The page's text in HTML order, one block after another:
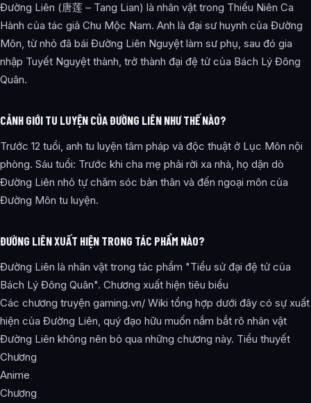
Đường Liên (唐莲 – Tang Lian) là nhân vật trong Thiếu Niên Ca
Hành của tác giả Chu Mộc Nam. Anh là đại sư huynh của Đường
Môn, từ nhỏ đã bái Đường Liên Nguyệt làm sư phụ, sau đó gia
nhập Tuyết Nguyệt thành, trở thành đại đệ tử của Bách Lý Đông
Quân.
CẢNH GIỚI TU LUYỆN CỦA ĐƯỜNG LIÊN NHƯ THẾ NÀO?
Trước 12 tuổi, anh tu luyện tâm pháp và độc thuật ở Lục Môn nội
phòng. Sáu tuổi: Trước khi cha mẹ phải rời xa nhà, họ dặn dò
Đường Liên nhỏ tự chăm sóc bản thân và đến ngoại môn của
Đường Môn tu luyện.
ĐƯỜNG LIÊN XUẤT HIỆN TRONG TÁC PHẨM NÀO?
Đường Liên là nhân vật trong tác phẩm "Tiểu sử đại đệ tử của
Bách Lý Đông Quân". Chương xuất hiện tiêu biểu
Các chương truyện gaming.vn/ Wiki tổng hợp dưới đây có sự xuất
hiện của Đường Liên, quý đạo hữu muốn nắm bắt rõ nhân vật
Đường Liên không nên bỏ qua những chương này. Tiểu thuyết
Chương
Anime
Chương